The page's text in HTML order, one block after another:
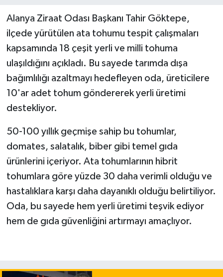
Alanya Ziraat Odası Başkanı Tahir Göktepe,
ilçede yürütülen ata tohumu tespit çalışmaları
kapsamında 18 çeşit yerli ve milli tohuma
ulaşıldığını açıkladı. Bu sayede tarımda dışa
bağımlılığı azaltmayı hedefleyen oda, üreticilere
10'ar adet tohum göndererek yerli üretimi
destekliyor.
50-100 yıllık geçmişe sahip bu tohumlar,
domates, salatalık, biber gibi temel gıda
ürünlerini içeriyor. Ata tohumlarının hibrit
tohumlara göre yüzde 30 daha verimli olduğu ve
hastalıklara karşı daha dayanıklı olduğu belirtiliyor.
Oda, bu sayede hem yerli üretimi teşvik ediyor
hem de gıda güvenliğini artırmayı amaçlıyor.